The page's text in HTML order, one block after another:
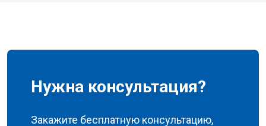
Нужна консультация?
Закажите бесплатную консультацию,